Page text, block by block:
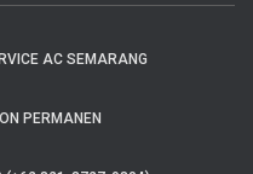
AC SEMARANG
PERMANEN